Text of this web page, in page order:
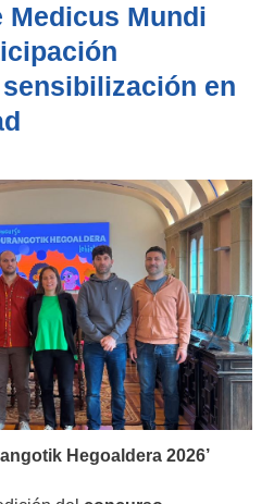
Medicus Mundi
en
Hegoaldera 2026’